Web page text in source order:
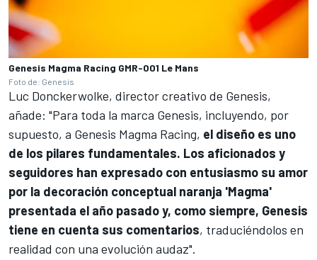
Genesis Magma Racing GMR-001 Le Mans
Foto de: Genesis
Luc Donckerwolke, director creativo de Genesis,
añade: "Para toda la marca Genesis, incluyendo, por
supuesto, a Genesis Magma Racing, el diseño es uno
de los pilares fundamentales. Los aficionados y
seguidores han expresado con entusiasmo su amor
por la decoración conceptual naranja 'Magma'
presentada el año pasado y, como siempre, Genesis
tiene en cuenta sus comentarios, traduciéndolos en
realidad con una evolución audaz".